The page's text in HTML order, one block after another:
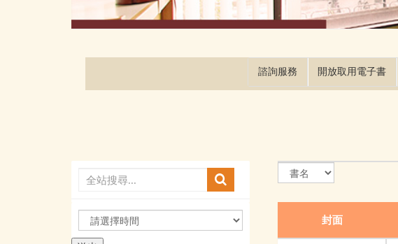
諮詢服務 開放取用電子書
選
封面